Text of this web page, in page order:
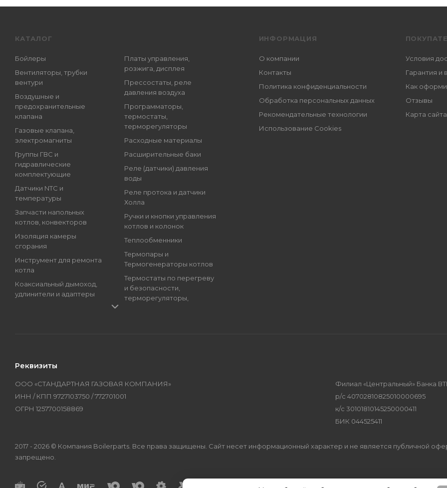
КАТАЛОГ
Бойлеры
Вентиляторы, трубки
вентури
Воздушные и
предохранительные
клапана
Газовые клапана,
электромагниты
Группы ГВС и
гидравлические
комплектующие
Датчики NTC и
температуры
Запчасти напольных
котлов, конвекторов
Изоляция камеры
сгорания
Инструмент для ремонта
котла
Коаксиальный дымоход,
удлинители и адаптеры
и термоманометры
Платы управления,
розжига, дисплея
Прессостаты, реле
давления воздуха
Программаторы,
термостаты,
терморегуляторы
Расходные материалы
Расширительные баки
Реле (датчики) давления
воды
Реле протока и датчики
Холла
Ручки и кнопки управления
котлов и колонок
Теплообменники
Термопары и
Термогенераторы котлов
Термостаты по перегреву
и безопасности,
терморегуляторы,
Бренды
ИНФОРМАЦИЯ
О компании
Контакты
Политика конфиденциальности
Обработка персональных данных
Рекомендательные технологии
Использование Cookies
Условия
Гарантия и
Как
Отзывы
Карта сайта
Реквизиты
ООО «СТАНДАРТНАЯ ГАЗОВАЯ КОМПАНИЯ»
ИНН / КПП 9727103750 / 772701001
ОГРН 1257700158869
Филиал «Центральный» Банка
р/с 40702810825010000695
к/с 30101810145250000411
БИК 044525411
2017 - 2026 © Компания Boilerparts. Все права защищены. Сайт несет информационный характер и не является публичной
запрещено.